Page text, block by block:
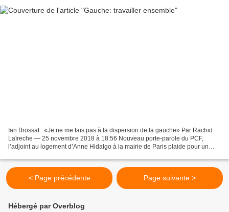
Ian Brossat : «Je ne me fais pas à la dispersion de la gauche» Par Rachid
Laïreche — 25 novembre 2018 à 18:56 Nouveau porte-parole du PCF,
l’adjoint au logement d’Anne Hidalgo à la mairie de Paris plaide pour un
< Page précédente Page suivante >
Hébergé par Overblog